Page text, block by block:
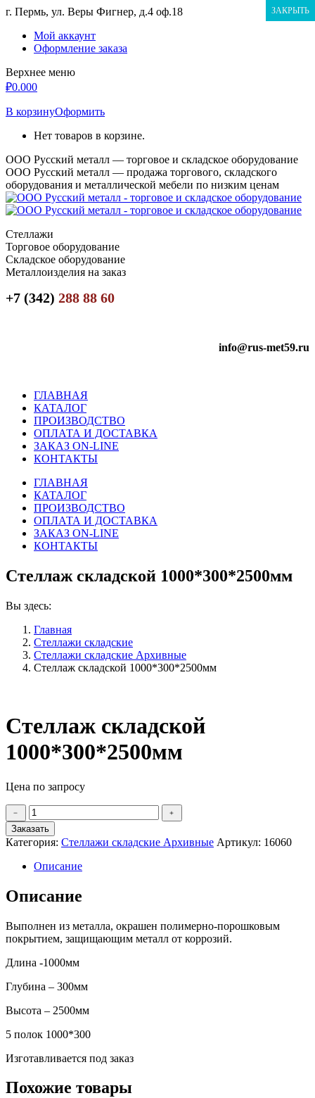
Перейти
содержанию
г. Пермь, ул. Веры Фигнер, д.4 оф.18
Мой аккаунт
Оформление заказа
Верхнее меню
₽0.000
В корзинуОформить
Нет товаров в корзине.
ООО Русский металл — торговое и складское оборудование
ООО Русский металл — продажа торгового, складского
оборудования и металлической мебели по низким ценам
Стеллажи
Торговое оборудование
Складское оборудование
Металлоизделия на заказ
+7 (342) 288 88 60
info@rus-met59.ru
ГЛАВНАЯ
КАТАЛОГ
ПРОИЗВОДСТВО
ОПЛАТА И ДОСТАВКА
ЗАКАЗ ON-LINE
КОНТАКТЫ
ГЛАВНАЯ
КАТАЛОГ
ПРОИЗВОДСТВО
ОПЛАТА И ДОСТАВКА
ЗАКАЗ ON-LINE
КОНТАКТЫ
Стеллаж складской 1000*300*2500мм
Вы здесь:
Главная
Стеллажи складские
Стеллажи складские Архивные
Стеллаж складской 1000*300*2500мм
Стеллаж складской
1000*300*2500мм
Цена по запросу
Количество
товара
Стеллаж
складской
1000*300*2500мм
﹣
﹢
Заказать
Категория: Стеллажи складские Архивные Артикул: 16060
Описание
Описание
Выполнен из металла, окрашен полимерно-порошковым
покрытием, защищающим металл от коррозий.
Длина -1000мм
Глубина – 300мм
Высота – 2500мм
5 полок 1000*300
Изготавливается под заказ
Похожие товары
ЗАКРЫТЬ